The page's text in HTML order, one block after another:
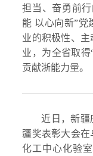
担当、奋勇前
能 以心向新”党
业的积极性、主
业，为全省取得
贡献浙能力量。
近日，新疆
疆奖表彰大会
化工中心化验